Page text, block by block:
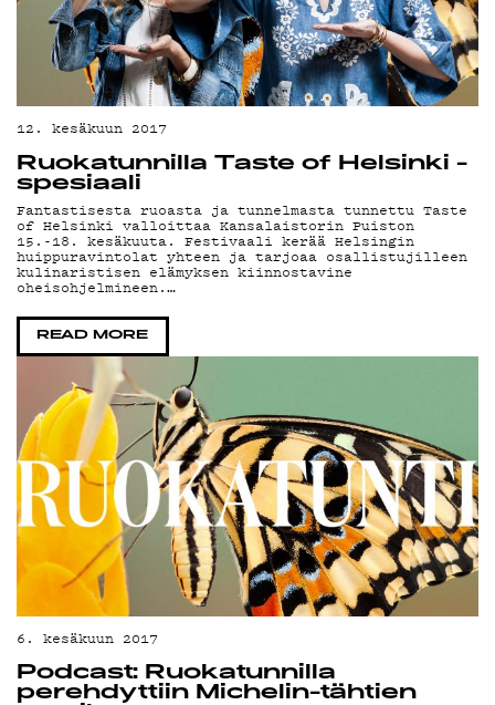
12. kesäkuun 2017
Ruokatunnilla Taste of Helsinki -
spesiaali
Fantastisesta ruoasta ja tunnelmasta tunnettu Taste
of Helsinki valloittaa Kansalaistorin Puiston
15.-18. kesäkuuta. Festivaali kerää Helsingin
huippuravintolat yhteen ja tarjoaa osallistujilleen
kulinaristisen elämyksen kiinnostavine
oheisohjelmineen.…
READ MORE
6. kesäkuun 2017
Podcast: Ruokatunnilla
perehdyttiin Michelin-tähtien